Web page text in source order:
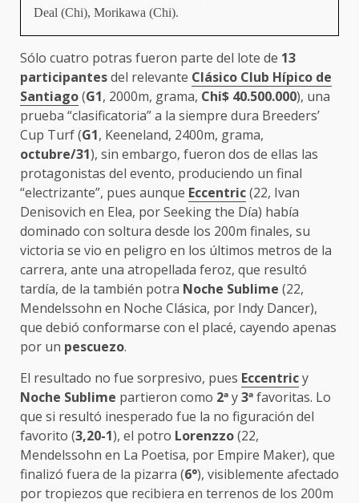
Deal (Chi), Morikawa (Chi).
Sólo cuatro potras fueron parte del lote de 13
participantesdel relevante Clásico Club Hípico de
Santiago(G1, 2000m, grama, Chi$ 40.500.000), una
prueba “clasificatoria” a la siempre dura Breeders’
Cup Turf (G1, Keeneland, 2400m, grama,
octubre/31), sin embargo, fueron dos de ellas las
protagonistas del evento, produciendo un final
“electrizante”, pues aunque Eccentric(22, Ivan
Denisovich en Elea, por Seeking the Día) había
dominado con soltura desde los 200m finales, su
victoria se vio en peligro en los últimos metros de la
carrera, ante una atropellada feroz, que resultó
tardía, de la también potra Noche Sublime (22,
Mendelssohn en Noche Clásica, por Indy Dancer),
que debió conformarse con el placé, cayendo apenas
por un pescuezo.
El resultado no fue sorpresivo, pues Eccentricy
Noche Sublime partieron como 2ªy3ªfavoritas. Lo
que si resultó inesperado fue la no figuración del
favorito (3,20-1), el potro Lorenzzo(22,
Mendelssohn en La Poetisa, por Empire Maker), que
finalizó fuera de la pizarra (6°), visiblemente afectado
por tropiezos que recibiera en terrenos de los 200m